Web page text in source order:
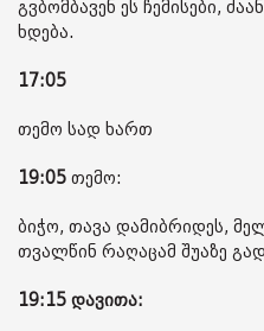
გვბომბავენ ეს ჩემისები,
ხდება.
17:05
თემო სად ხართ
19:05 თემო:
ბიჭო, თავა დამიბრიდეს,
თვალწინ რაღაცამ შუაზე
19:15 დავითა: